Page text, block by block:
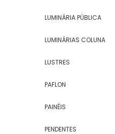
LUMINÁRIA PÚBLICA
LUMINÁRIAS COLUNA
LUSTRES
PAFLON
PAINÉIS
PENDENTES